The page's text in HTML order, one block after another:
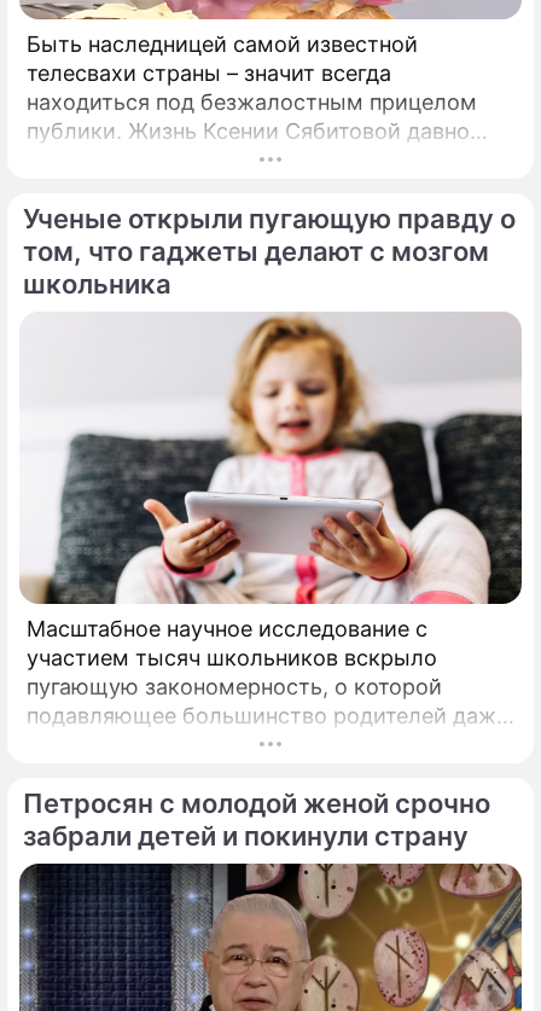
Быть наследницей самой известной
телесвахи страны – значит всегда
находиться под безжалостным прицелом
публики. Жизнь Ксении Сябитовой давно
рассматривают под мощной лупой.
Ученые открыли пугающую правду о
том, что гаджеты делают с мозгом
школьника
Масштабное научное исследование с
участием тысяч школьников вскрыло
пугающую закономерность, о которой
подавляющее большинство родителей даже
не догадывалось. Привычка дарить ребенку
социальным сетям в младшем
подростковом возрасте обворачивается
скрытым провалом в учебе.
Петросян с молодой женой срочно
забрали детей и покинули страну